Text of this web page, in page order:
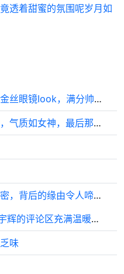
透着甜蜜的氛围呢岁月如
檀健次全黑直播造型，毛线帽金丝眼镜look，满分帅气的大哥上线啦…
看看 李一桐 搜 颜值高 身材好，气质如女神，最后那笑容真是甜美至极
放哨的大叔屡次揭露赌场的秘密，背后的缘由令人啼笑皆非
模仿能力 与辉同行 董宇辉 董宇辉的评论区充满温暖，他的治愈语录深受喜爱…
味